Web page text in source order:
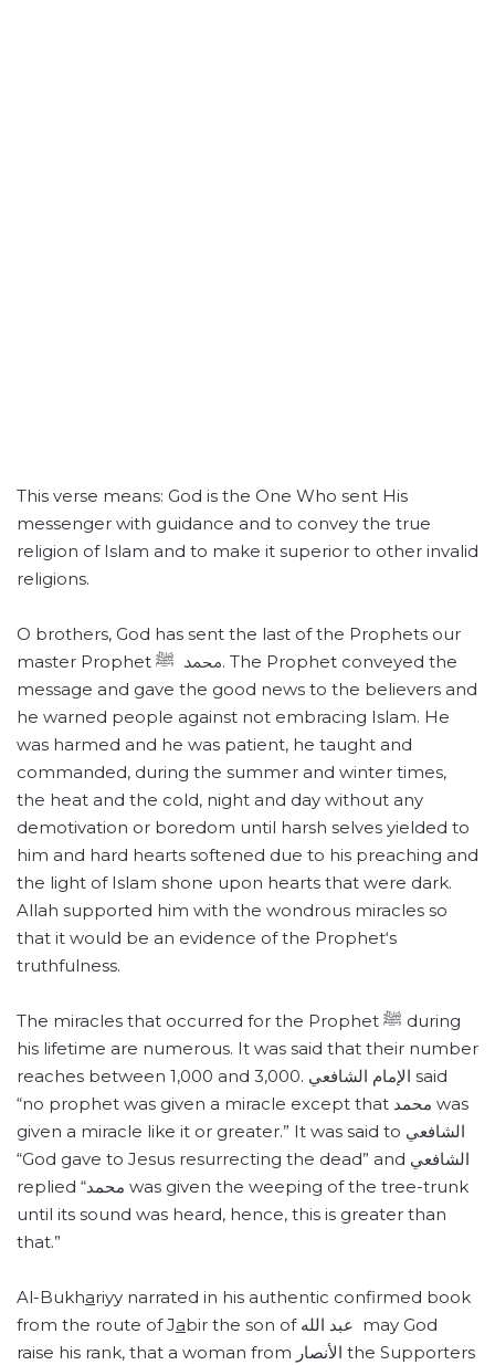
This verse means: God is the One Who sent His
messenger with guidance and to convey the true
religion of Islam and to make it superior to other invalid
religions.
O brothers, God has sent the last of the Prophets our
master Prophet محمد ﷺ. The Prophet conveyed the
message and gave the good news to the believers and
he warned people against not embracing Islam. He
was harmed and he was patient, he taught and
commanded, during the summer and winter times,
the heat and the cold, night and day without any
demotivation or boredom until harsh selves yielded to
him and hard hearts softened due to his preaching and
the light of Islam shone upon hearts that were dark.
Allah supported him with the wondrous miracles so
that it would be an evidence of the Prophet‘s
truthfulness.
The miracles that occurred for the Prophet ﷺ during
his lifetime are numerous. It was said that their number
reaches between 1,000 and 3,000. الإمام الشافعي said
“no prophet was given a miracle except that محمد was
given a miracle like it or greater.” It was said to الشافعي
“God gave to Jesus resurrecting the dead” and الشافعي
replied “محمد was given the weeping of the tree-trunk
until its sound was heard, hence, this is greater than
that.”
Al-Bukhariyy narrated in his authentic confirmed book
from the route of Jabir the son of عبد الله may God
raise his rank, that a woman from الأنصار the Supporters